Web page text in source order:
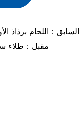
الكبيرة في حجم
على نطاق
النحاس، ومركبات
السابق：اللحام برذاذ
مقبل：طلاء